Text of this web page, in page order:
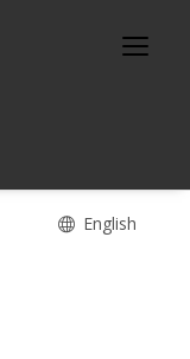
English